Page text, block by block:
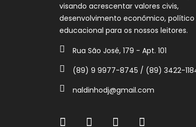
visando acrescentar valores civis,
desenvolvimento econômico, político
educacional para os nossos leitores.
Rua São José, 179 - Apt. 101
(89) 9 9977-8745 / (89) 3422-
naldinhodj@gmail.com